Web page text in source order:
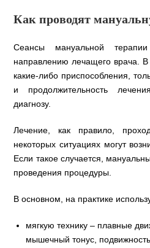
Как проводят
Сеансы мануальной
направлению лечащего врача. В
какие-либо приспособления,
и продолжительность
диагнозу.
Лечение, как правило,
некоторых ситуациях могут
Если такое случается,
проведения процедуры.
В основном, на практике
мягкую технику – плавные
мышечный тонус,